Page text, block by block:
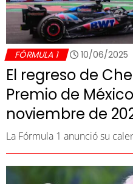
FÓRMULA 1 10/06/2025
El regreso de
Premio de
noviembre de
La Fórmula 1 anunció su